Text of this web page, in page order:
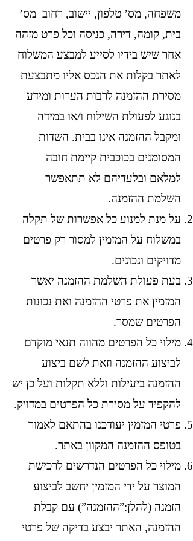
משפחה, מס’ טלפון, יישוב, רחוב מס’
בית, קומה, דירה, כניסה וכל פרט מזהה
אחר שיש בידיו לסייע למבצע המשלוח
לאתר בקלות את הנכס אליו מתבצעת
מסירת ההזמנה לרבות הערות ומידע
בנוגע לפעולת השילוח ו/או במידה
ומקבל ההזמנה אינו בבית. השדות
המסומנים בכוכבית קיימת חובה
למלאם ובלעדיהם לא תתאפשר
השלמת ההזמנה.
על מנת למנוע כל אפשרות של תקלה
במשלוח על המזמין למסור רק פרטים
מדויקים ונכונים.
בעת פעולת השלמת ההזמנה יאשר
המזמין את פרטי ההזמנה ואת נכונות
הפרטים שמסר.
מילוי כל הפרטים מהווה תנאי מוקדם
לביצוע ההזמנה וזאת לשם ביצוע
ההזמנה ביעילות וללא תקלות ועל כן יש
להקפיד על מסירת כל הפרטים במדויק.
פרטי המזמין יעודכנו בהתאם לאמור
בטופס ההזמנה המקוון באתר.
מילוי כל הפרטים הנדרשים לרכישת
המוצר על ידי המזמין יחשב לביצוע
הזמנה (להלן:”ההזמנה”) עם קבלת
ההזמנה, האתר יבצע בדיקה של פרטי